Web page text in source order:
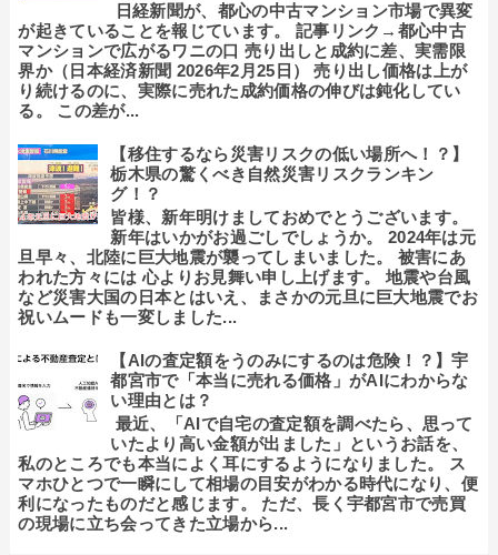
日経新聞が、都心の中古マンション市場で異変
が起きていることを報じています。 記事リンク→都心中古
マンションで広がるワニの口 売り出しと成約に差、実需限
界か（日本経済新聞 2026年2月25日） 売り出し価格は上が
り続けるのに、実際に売れた成約価格の伸びは鈍化してい
る。 この差が...
【移住するなら災害リスクの低い場所へ！？】
栃木県の驚くべき自然災害リスクランキン
グ！？
皆様、新年明けましておめでとうございます。
新年はいかがお過ごしでしょうか。 2024年は元
旦早々、北陸に巨大地震が襲ってしまいました。 被害にあ
われた方々には 心よりお見舞い申し上げます。 地震や台風
など災害大国の日本とはいえ、まさかの元旦に巨大地震でお
祝いムードも一変しました...
【AIの査定額をうのみにするのは危険！？】宇
都宮市で「本当に売れる価格」がAIにわからな
い理由とは？
最近、「AIで自宅の査定額を調べたら、思って
いたより高い金額が出ました」というお話を、
私のところでも本当によく耳にするようになりました。 ス
マホひとつで一瞬にして相場の目安がわかる時代になり、便
利になったものだと感じます。 ただ、長く宇都宮市で売買
の現場に立ち会ってきた立場から...